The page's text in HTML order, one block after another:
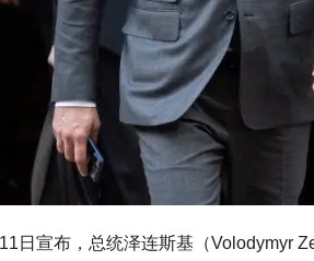
日宣布，总统泽连斯基（Volodymyr